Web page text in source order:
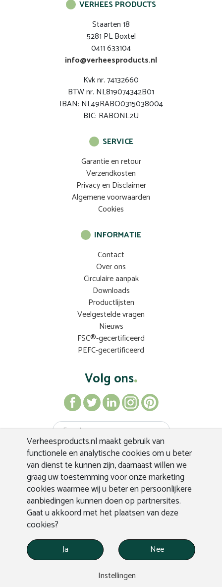
Verheesproducts.nl maakt gebruik van
functionele en analytische cookies om u beter
van dienst te kunnen zijn, daarnaast willen we
graag uw toestemming voor onze marketing
cookies waarmee wij u beter en persoonlijkere
aanbiedingen kunnen doen op partnersites.
Gaat u akkoord met het plaatsen van deze
cookies?
Ja
Nee
Instellingen
VERHEES PRODUCTS
Staarten 18
5281 PL Boxtel
0411 633104
info@verheesproducts.nl
Kvk nr. 74132660
BTW nr. NL819074342B01
IBAN: NL49RABO0315038004
BIC: RABONL2U
SERVICE
Garantie en retour
Verzendkosten
Privacy en Disclaimer
Algemene voorwaarden
Cookies
INFORMATIE
Contact
Over ons
Circulaire aanpak
Downloads
Productlijsten
Veelgestelde vragen
Nieuws
FSC®-gecertificeerd
PEFC-gecertificeerd
Volg ons
Inschrijven
WEBDESIGN APPLEPIE© VERHEES PRODUCTS